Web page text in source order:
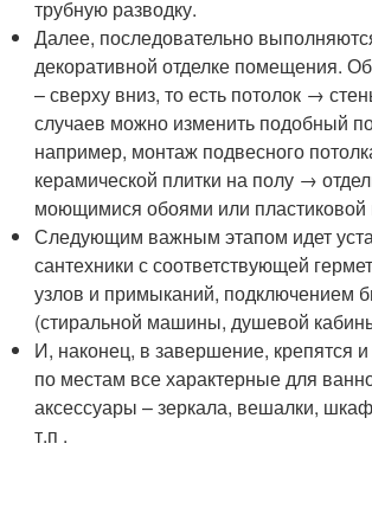
трубную разводку.
Далее, последовательно
декоративной отделке помещения.
– сверху вниз, то есть потолок →
случаев можно изменить подобный
например, монтаж подвесного
керамической плитки на полу →
моющимися обоями или пластиковой
Следующим важным этапом идет
сантехники с соответствующей
узлов и примыканий, подключением
(стиральной машины, душевой
И, наконец, в завершение, крепятся
по местам все характерные для
аксессуары – зеркала, вешалки,
т.п .